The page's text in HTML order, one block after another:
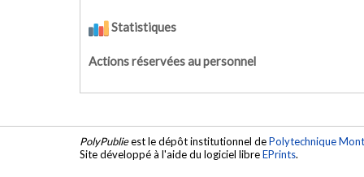
Statistiques
Actions réservées au personnel
PolyPublieest le dépôt institutionnel dePolytechnique
Site développé à l'aide du logiciel libreEPrints.